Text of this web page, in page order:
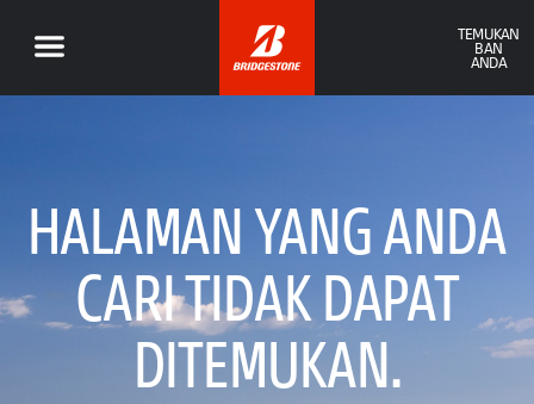
TEMUKAN
BAN
ANDA
HALAMAN YANG ANDA
CARI TIDAK DAPAT
DITEMUKAN.